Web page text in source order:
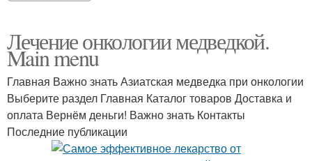
Лечение онкологии медведкой.
Main menu
Главная Важно знать Азиатская медведка при онкологии
Выберите раздел Главная Каталог товаров Доставка и
оплата Вернём деньги! Важно знать Контакты
Последние публикации